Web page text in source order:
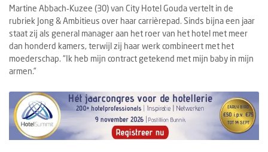
Martine Abbach‑Kuzee (30) van City Hotel Gouda vertelt in de
rubriek Jong & Ambitieus over haar carrièrepad. Sinds bijna een jaar
staat zij als general manager aan het roer van het hotel met meer
dan honderd kamers, terwijl zij haar werk combineert met het
moederschap. “Ik heb mijn contract getekend met mijn baby in mijn
armen.”